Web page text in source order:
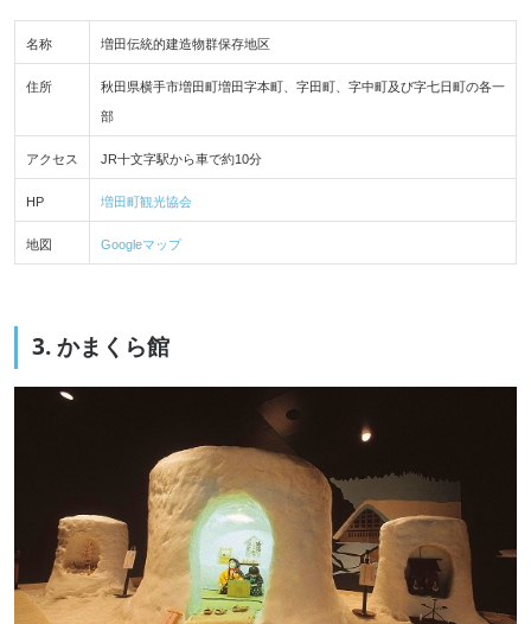
名称 増田伝統的建造物群保存地区
住所 秋田県横手市増田町増田字本町、字田町、字中町及び字七日町の各一
部
アクセス JR十文字駅から車で約10分
HP 増田町観光協会
地図 Googleマップ
3. かまくら館